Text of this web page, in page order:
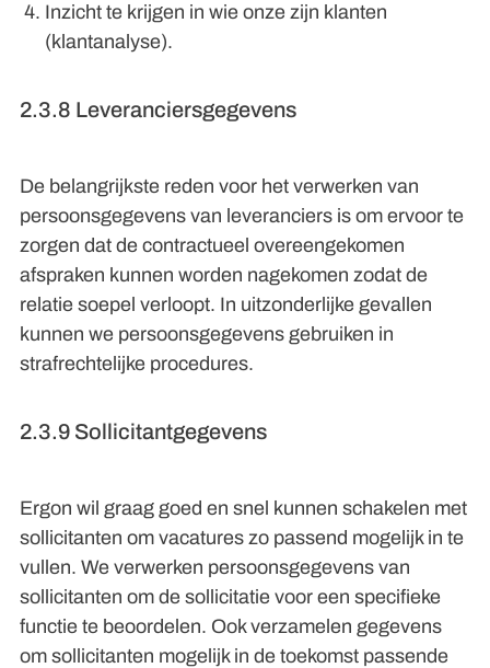
Inzicht te krijgen in wie onze zijn klanten
(klantanalyse).
2.3.8 Leveranciersgegevens
De belangrijkste reden voor het verwerken van
persoonsgegevens van leveranciers is om ervoor te
zorgen dat de contractueel overeengekomen
afspraken kunnen worden nagekomen zodat de
relatie soepel verloopt. In uitzonderlijke gevallen
kunnen we persoonsgegevens gebruiken in
strafrechtelijke procedures.
2.3.9 Sollicitantgegevens
Ergon wil graag goed en snel kunnen schakelen met
sollicitanten om vacatures zo passend mogelijk in te
vullen. We verwerken persoonsgegevens van
sollicitanten om de sollicitatie voor een specifieke
functie te beoordelen. Ook verzamelen gegevens
om sollicitanten mogelijk in de toekomst passende